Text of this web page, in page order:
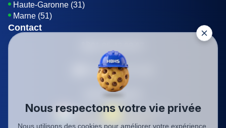
Haute-Garonne (31)
Marne (51)
Contact
Envoyer un E-mail
Être rappelé
SIREN: 819116823
Nous respectons votre vie privée
Nous utilisons des cookies pour améliorer votre expérience,